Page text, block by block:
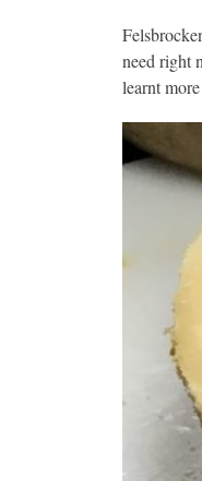
need right
learnt